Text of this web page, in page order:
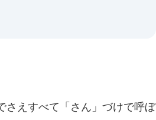
えすべて「さん」づけで呼ぼ